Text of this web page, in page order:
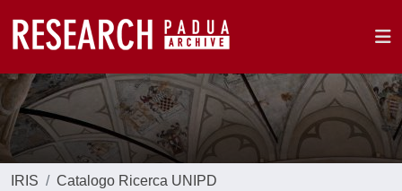
IRIS
Catalogo Ricerca UNIPD